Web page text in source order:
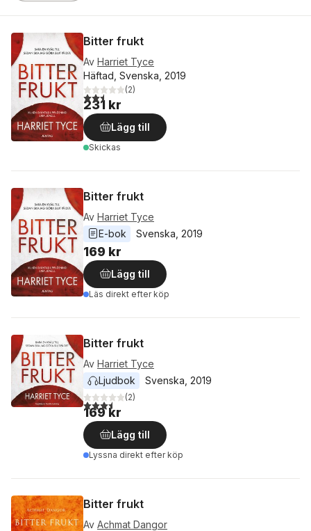
Bitter frukt
Av Harriet Tyce
Häftad, Svenska, 2019
2,5utav 5 stjärnor. Totalt antal röster:
(2)
231 kr
Lägg till
Skickas
Bitter frukt
Av Harriet Tyce
E-bok
Svenska 2019
169 kr
Lägg till
Läs direkt efter köp
Bitter frukt
Av Harriet Tyce
Ljudbok
Svenska 2019
3,5utav 5 stjärnor. Totalt antal röster:
(2)
169 kr
Lägg till
Lyssna direkt efter köp
Bitter frukt
Av Achmat Dangor